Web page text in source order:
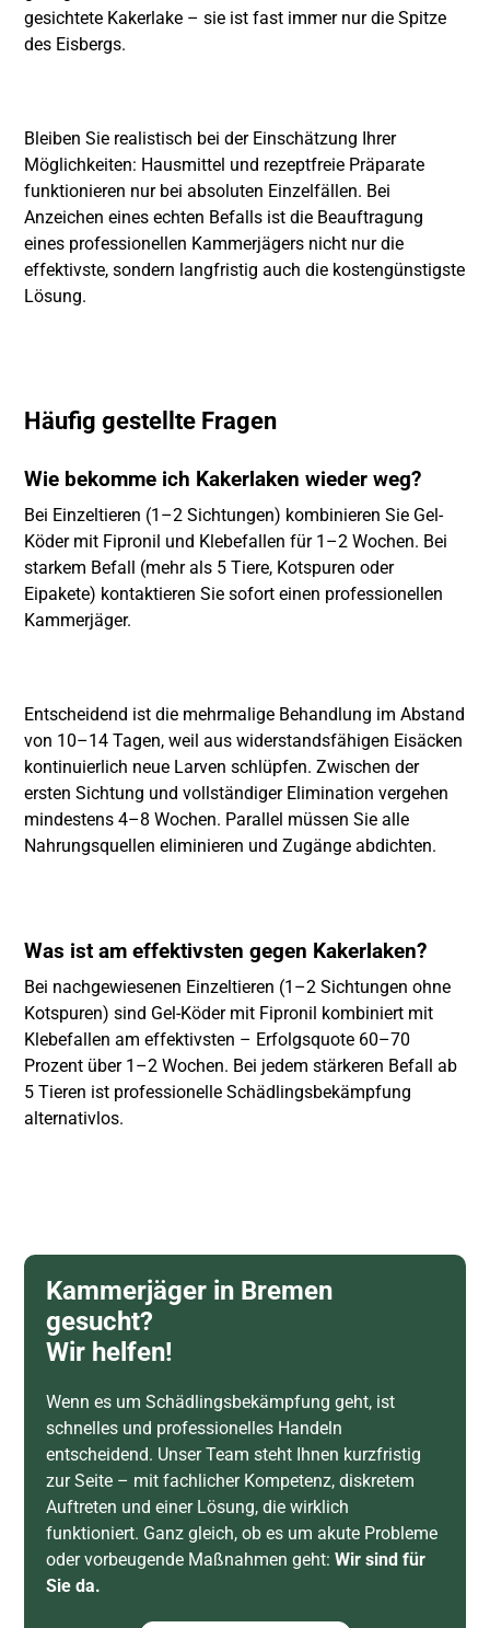
gesichtete Kakerlake – sie ist fast immer nur die Spitze
des Eisbergs.
Bleiben Sie realistisch bei der Einschätzung Ihrer
Möglichkeiten: Hausmittel und rezeptfreie Präparate
funktionieren nur bei absoluten Einzelfällen. Bei
Anzeichen eines echten Befalls ist die Beauftragung
eines professionellen Kammerjägers nicht nur die
effektivste, sondern langfristig auch die kostengünstigste
Lösung.
Häufig gestellte Fragen
Wie bekomme ich Kakerlaken wieder weg?
Bei Einzeltieren (1–2 Sichtungen) kombinieren Sie Gel-
Köder mit Fipronil und Klebefallen für 1–2 Wochen. Bei
starkem Befall (mehr als 5 Tiere, Kotspuren oder
Eipakete) kontaktieren Sie sofort einen professionellen
Kammerjäger.
Entscheidend ist die mehrmalige Behandlung im Abstand
von 10–14 Tagen, weil aus widerstandsfähigen Eisäcken
kontinuierlich neue Larven schlüpfen. Zwischen der
ersten Sichtung und vollständiger Elimination vergehen
mindestens 4–8 Wochen. Parallel müssen Sie alle
Nahrungsquellen eliminieren und Zugänge abdichten.
Was ist am effektivsten gegen Kakerlaken?
Bei nachgewiesenen Einzeltieren (1–2 Sichtungen ohne
Kotspuren) sind Gel-Köder mit Fipronil kombiniert mit
Klebefallen am effektivsten – Erfolgsquote 60–70
Prozent über 1–2 Wochen. Bei jedem stärkeren Befall ab
5 Tieren ist professionelle Schädlingsbekämpfung
alternativlos.
Kammerjäger in Bremen
gesucht?
Wir helfen!
Wenn es um Schädlingsbekämpfung geht, ist
schnelles und professionelles Handeln
entscheidend. Unser Team steht Ihnen kurzfristig
zur Seite – mit fachlicher Kompetenz, diskretem
Auftreten und einer Lösung, die wirklich
funktioniert. Ganz gleich, ob es um akute Probleme
oder vorbeugende Maßnahmen geht: Wir sind für
Sie da.